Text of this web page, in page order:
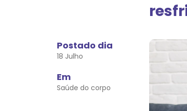
Postado dia
18 Julho
Em
Saúde do corpo